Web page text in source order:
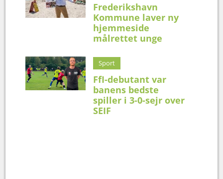
Frederikshavn
Kommune laver ny
hjemmeside
målrettet unge
Sport
FfI-debutant var
banens bedste
spiller i 3-0-sejr over
SEIF